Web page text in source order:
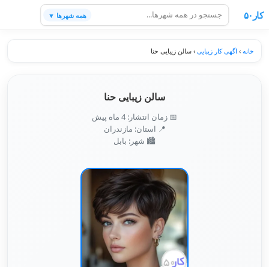
کار۵۰ همه شهرها ▼
خانه › اگهی کار زیبایی › سالن زیبایی حنا
سالن زیبایی حنا
📅 زمان انتشار: 4 ماه پیش
📍 استان: مازندران
🏙️ شهر: بابل